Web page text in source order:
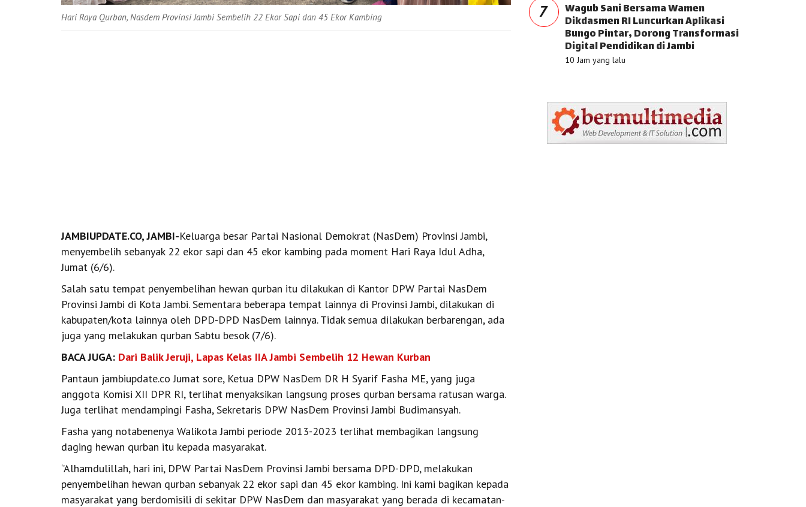
Hari Raya Qurban, Nasdem Provinsi Jambi Sembelih 22 Ekor Sapi dan 45 Ekor Kambing
JAMBIUPDATE.CO, JAMBI-Keluarga besar Partai Nasional Demokrat (NasDem) Provinsi Jambi,
menyembelih sebanyak 22 ekor sapi dan 45 ekor kambing pada moment Hari Raya Idul Adha,
Jumat (6/6).
Salah satu tempat penyembelihan hewan qurban itu dilakukan di Kantor DPW Partai NasDem
Provinsi Jambi di Kota Jambi. Sementara beberapa tempat lainnya di Provinsi Jambi, dilakukan di
kabupaten/kota lainnya oleh DPD-DPD NasDem lainnya. Tidak semua dilakukan berbarengan, ada
juga yang melakukan qurban Sabtu besok (7/6).
BACA JUGA: Dari Balik Jeruji, Lapas Kelas IIA Jambi Sembelih 12 Hewan Kurban
Pantaun jambiupdate.co Jumat sore, Ketua DPW NasDem DR H Syarif Fasha ME, yang juga
anggota Komisi XII DPR RI, terlihat menyaksikan langsung proses qurban bersama ratusan warga.
Juga terlihat mendampingi Fasha, Sekretaris DPW NasDem Provinsi Jambi Budimansyah.
Fasha yang notabenenya Walikota Jambi periode 2013-2023 terlihat membagikan langsung
daging hewan qurban itu kepada masyarakat.
‘’Alhamdulillah, hari ini, DPW Partai NasDem Provinsi Jambi bersama DPD-DPD, melakukan
penyembelihan hewan qurban sebanyak 22 ekor sapi dan 45 ekor kambing. Ini kami bagikan kepada
masyarakat yang berdomisili di sekitar DPW NasDem dan masyarakat yang berada di kecamatan-
7 Wagub Sani Bersama Wamen
Dikdasmen RI Luncurkan Aplikasi
Bungo Pintar, Dorong Transformasi
Digital Pendidikan di Jambi
10 Jam yang lalu